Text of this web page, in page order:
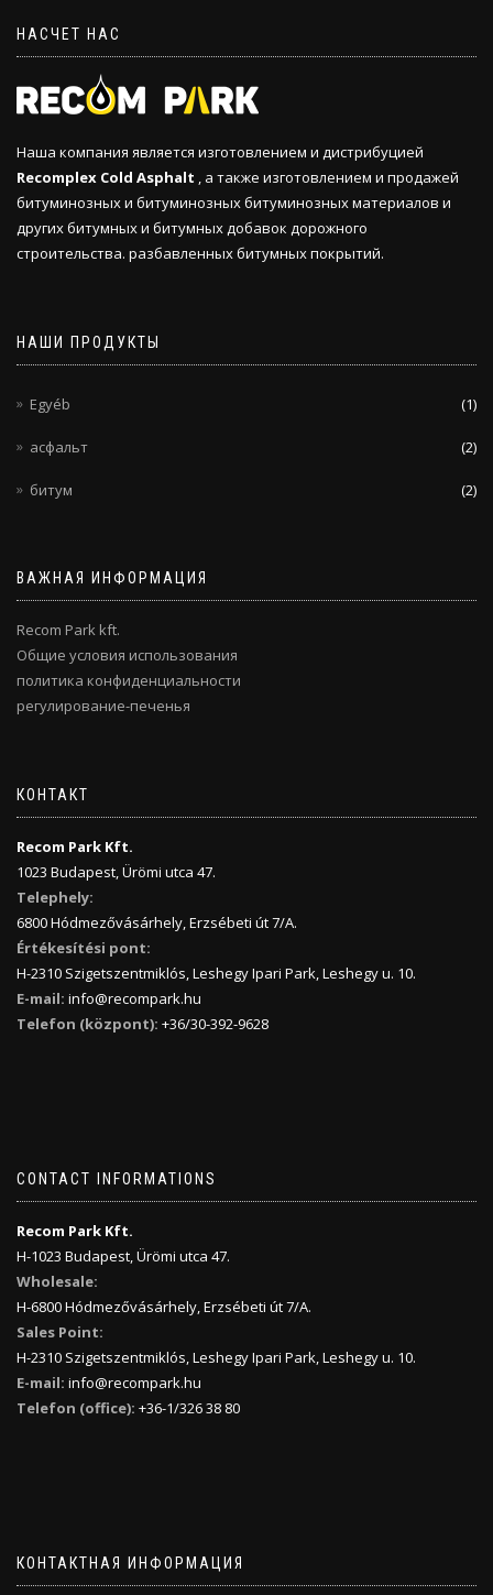
НАСЧЕТ НАС
Наша компания является изготовлением и дистрибуцией
Recomplex Cold Asphalt , а также изготовлением и продажей
битуминозных и битуминозных битуминозных материалов и
других битумных и битумных добавок дорожного
строительства. разбавленных битумных покрытий.
НАШИ ПРОДУКТЫ
Egyéb (1)
асфальт (2)
битум (2)
ВАЖНАЯ ИНФОРМАЦИЯ
Recom Park kft.
Общие условия использования
политика конфиденциальности
регулирование-печенья
КОНТАКТ
Recom Park Kft.
1023 Budapest, Ürömi utca 47.
Telephely:
6800 Hódmezővásárhely, Erzsébeti út 7/A.
Értékesítési pont:
H-2310 Szigetszentmiklós, Leshegy Ipari Park, Leshegy u. 10.
E-mail: info@recompark.hu
Telefon (központ): +36/30-392-9628
CONTACT INFORMATIONS
Recom Park Kft.
H-1023 Budapest, Ürömi utca 47.
Wholesale:
H-6800 Hódmezővásárhely, Erzsébeti út 7/A.
Sales Point:
H-2310 Szigetszentmiklós, Leshegy Ipari Park, Leshegy u. 10.
E-mail: info@recompark.hu
Telefon (office): +36-1/326 38 80
КОНТАКТНАЯ ИНФОРМАЦИЯ